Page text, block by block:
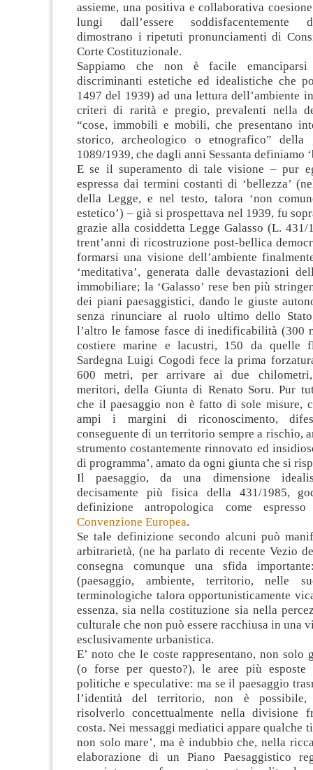
assieme, una positiva e collaborativa
lungi dall’essere soddisfacentemente
dimostrano i ripetuti pronunciamenti di
Corte Costituzionale.
Sappiamo che non è facile
discriminanti estetiche ed idealistiche che
1497 del 1939) ad una lettura dell’ambiente
criteri di rarità e pregio, prevalenti nella
“cose, immobili e mobili, che presentano
storico, archeologico o etnografico” della
1089/1939, che dagli anni Sessanta definiamo
E se il superamento di tale visione – pur
espressa dai termini costanti di ‘bellezza’
della Legge, e nel testo, talora ‘non
estetico’) – già si prospettava nel 1939, fu
grazie alla cosiddetta Legge Galasso (L. 431/
trent’anni di ricostruzione post-bellica
formarsi una visione dell’ambiente
‘meditativa’, generata dalle devastazioni
immobiliare; la ‘Galasso’ rese ben più
dei piani paesaggistici, dando le giuste
senza rinunciare al ruolo ultimo dello
l’altro le famose fasce di inedificabilità (300
costiere marine e lacustri, 150 da quelle
Sardegna Luigi Cogodi fece la prima
600 metri, per arrivare ai due chilometri,
meritori, della Giunta di Renato Soru. Pur
che il paesaggio non è fatto di sole misure,
ampi i margini di riconoscimento,
conseguente di un territorio sempre a rischio,
strumento costantemente rinnovato ed
di programma’, amato da ogni giunta che si
Il paesaggio, da una dimensione
decisamente più fisica della 431/1985,
definizione antropologica come
Convenzione Europea.
Se tale definizione secondo alcuni può
arbitrarietà, (ne ha parlato di recente Vezio
consegna comunque una sfida
(paesaggio, ambiente, territorio, nelle
terminologiche talora opportunisticamente
essenza, sia nella costituzione sia nella
culturale che non può essere racchiusa in una
esclusivamente urbanistica.
E’ noto che le coste rappresentano, non solo
(o forse per questo?), le aree più esposte
politiche e speculative: ma se il paesaggio
l’identità del territorio, non è possibile,
risolverlo concettualmente nella divisione
costa. Nei messaggi mediatici appare qualche
non solo mare’, ma è indubbio che, nella
elaborazione di un Piano Paesaggistico